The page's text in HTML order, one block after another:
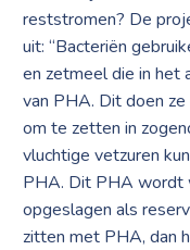
reststromen? De
uit: “Bacteriën
en zetmeel die in het
van PHA. Dit doen
om te zetten in
vluchtige vetzuren
PHA. Dit PHA wordt
opgeslagen als
zitten met PHA, dan